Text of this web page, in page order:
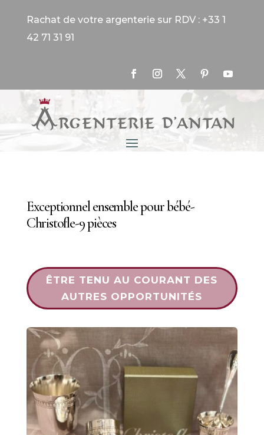
Rachat de votre argenterie sur RDV : +33 1
42 71 31 91
Exceptionnel ensemble pour bébé-
Christofle-9 pièces
ÊTRE TENU AU COURANT DES
AUTRES OPPORTUNITÉS